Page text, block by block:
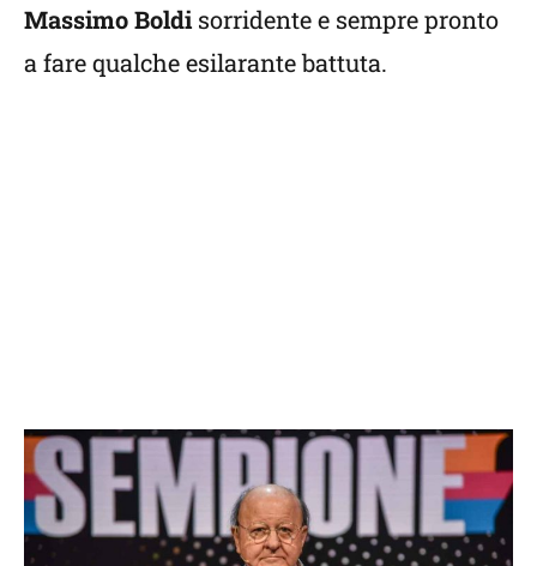
Massimo Boldi sorridente e sempre pronto
a fare qualche esilarante battuta.